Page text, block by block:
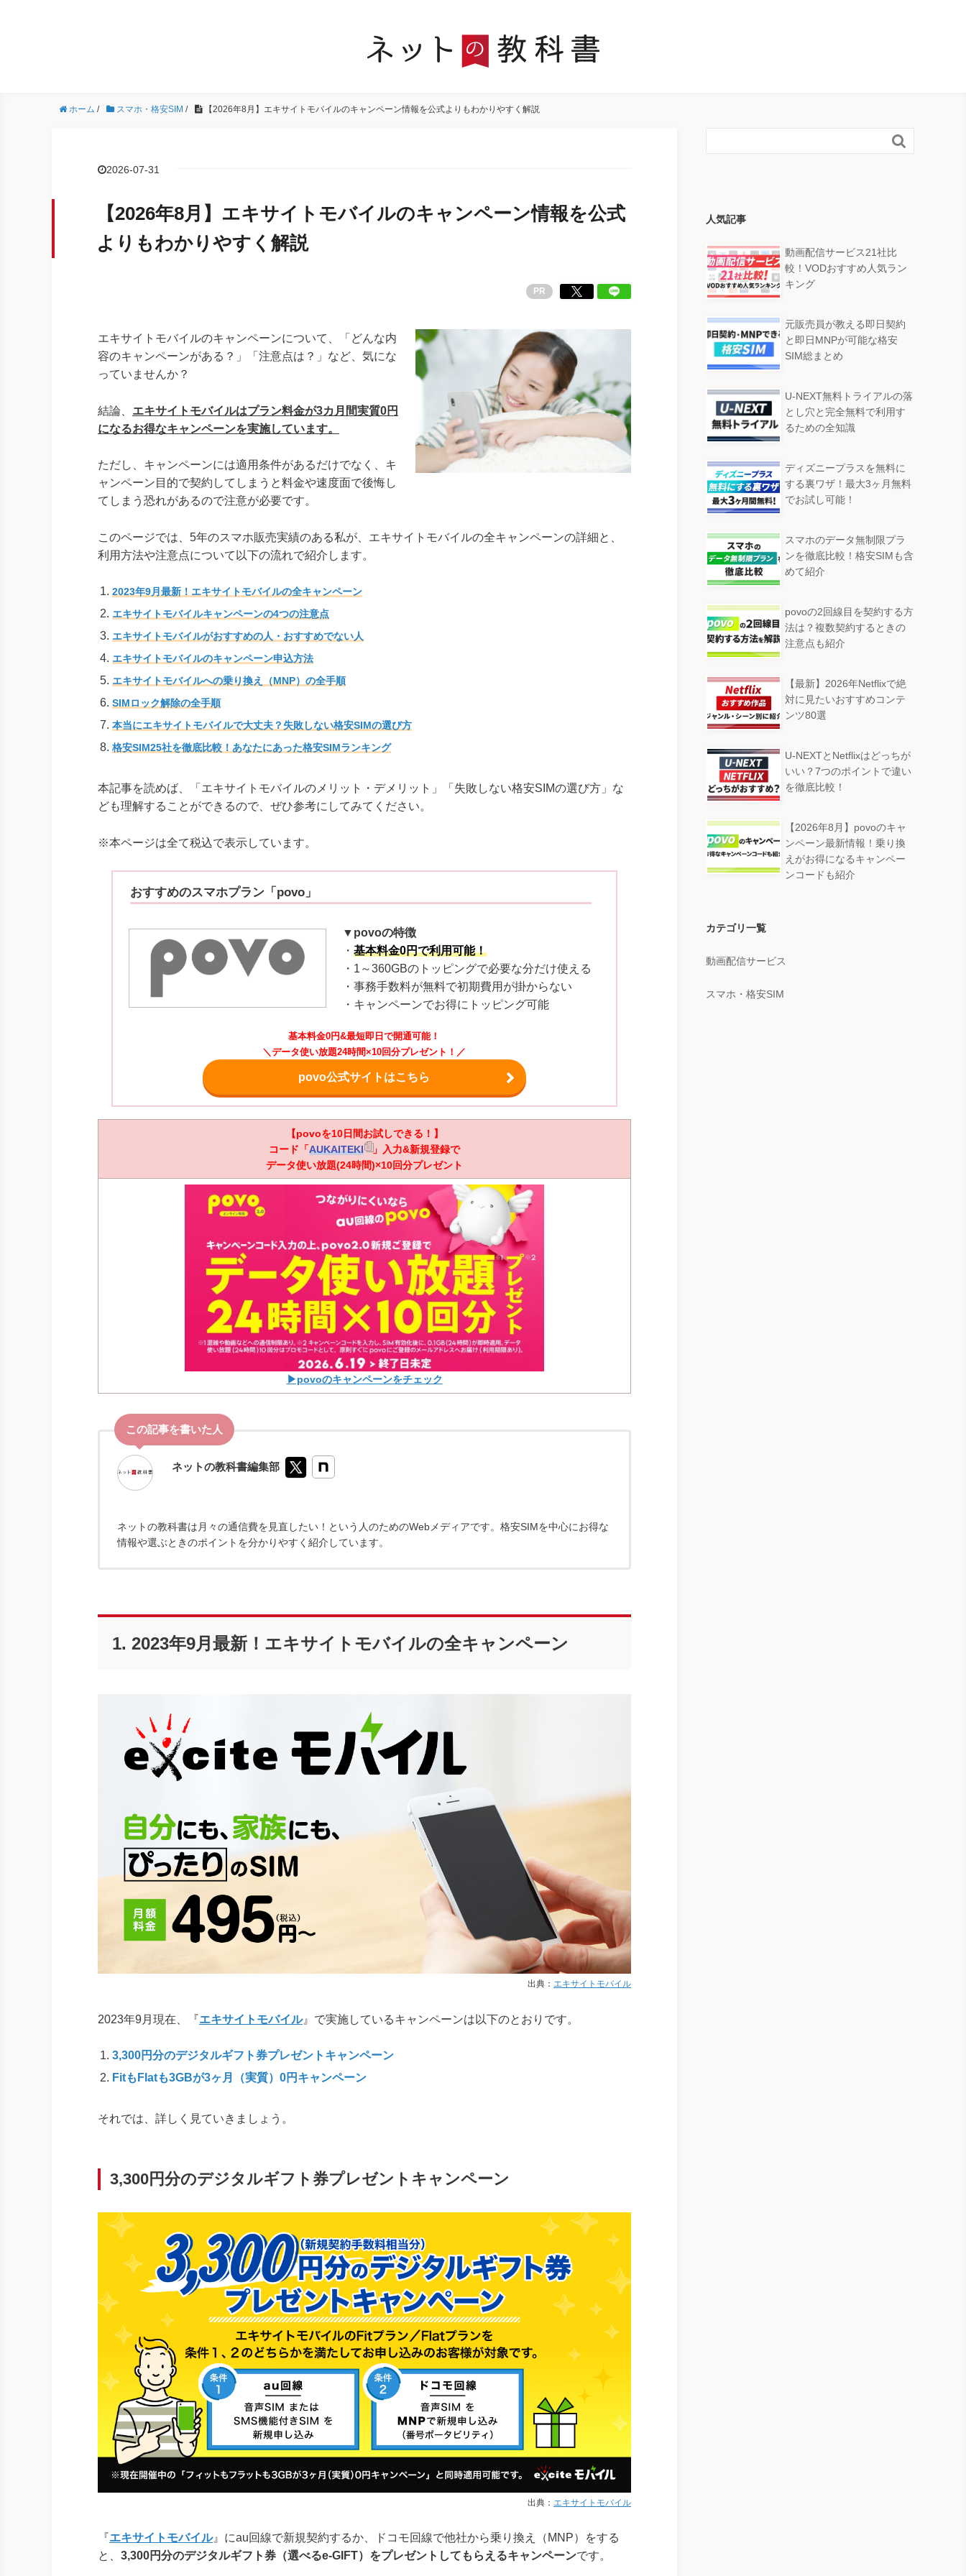
ホーム / スマホ・格安SIM / 【2026年8月】エキサイトモバイルのキャンペーン情報を公式よりもわかりやすく解説
2026-07-31
【2026年8月】エキサイトモバイルのキャンペーン情報を公式
よりもわかりやすく解説
PR
エキサイトモバイルのキャンペーンについて、「どんな内
容のキャンペーンがある？」「注意点は？」など、気にな
っていませんか？
結論、 エキサイトモバイルはプラン料金が3カ月間実質0円
になるお得なキャンペーンを実施しています。
ただし、キャンペーンには適用条件があるだけでなく、キ
ャンペーン目的で契約してしまうと料金や速度面で後悔し
てしまう恐れがあるので注意が必要です。
このページでは、5年のスマホ販売実績のある私が、エキサイトモバイルの全キャンペーンの詳細と、
利用方法や注意点について以下の流れで紹介します。
2023年9月最新！エキサイトモバイルの全キャンペーン
エキサイトモバイルキャンペーンの4つの注意点
エキサイトモバイルがおすすめの人・おすすめでない人
エキサイトモバイルのキャンペーン申込方法
エキサイトモバイルへの乗り換え（MNP）の全手順
SIMロック解除の全手順
本当にエキサイトモバイルで大丈夫？失敗しない格安SIMの選び方
格安SIM25社を徹底比較！あなたにあった格安SIMランキング
本記事を読めば、「エキサイトモバイルのメリット・デメリット」「失敗しない格安SIMの選び方」な
ども理解することができるので、ぜひ参考にしてみてください。
※本ページは全て税込で表示しています。
おすすめのスマホプラン「povo」
▼povoの特徴
・基本料金0円で利用可能！
・1～360GBのトッピングで必要な分だけ使える
・事務手数料が無料で初期費用が掛からない
・キャンペーンでお得にトッピング可能
基本料金0円&最短即日で開通可能！
＼データ使い放題24時間×10回分プレゼント！／
povo公式サイトはこちら
【povoを10日間お試しできる！】
コード「AUKAITEKI
」入力&新規登録で
データ使い放題(24時間)×10回分プレゼント
▶povoのキャンペーンをチェック
ネットの教科書編集部
ネットの教科書は月々の通信費を見直したい！という人のためのWebメディアです。格安SIMを中心にお得な
情報や選ぶときのポイントを分かりやすく紹介しています。
1. 2023年9月最新！エキサイトモバイルの全キャンペーン
出典： エキサイトモバイル
2023年9月現在、『エキサイトモバイル』で実施しているキャンペーンは以下のとおりです。
3,300円分のデジタルギフト券プレゼントキャンペーン
FitもFlatも3GBが3ヶ月（実質）0円キャンペーン
それでは、詳しく見ていきましょう。
3,300円分のデジタルギフト券プレゼントキャンペーン
出典： エキサイトモバイル
『エキサイトモバイル』にau回線で新規契約するか、ドコモ回線で他社から乗り換え（MNP）をする
と、 3,300円分のデジタルギフト券（選べるe-GIFT） をプレゼントしてもらえるキャンペーンです。

人気記事
動画配信サービス21社比
較！VODおすすめ人気ラン
キング
元販売員が教える即日契約
と即日MNPが可能な格安
SIM総まとめ
U-NEXT無料トライアルの落
とし穴と完全無料で利用す
るための全知識
ディズニープラスを無料に
する裏ワザ！最大3ヶ月無料
でお試し可能！
スマホのデータ無制限プラ
ンを徹底比較！格安SIMも含
めて紹介
povoの2回線目を契約する方
法は？複数契約するときの
注意点も紹介
【最新】2026年Netflixで絶
対に見たいおすすめコンテ
ンツ80選
U-NEXTとNetflixはどっちが
いい？7つのポイントで違い
を徹底比較！
【2026年8月】povoのキャ
ンペーン最新情報！乗り換
えがお得になるキャンペー
ンコードも紹介
カテゴリ一覧
動画配信サービス
スマホ・格安SIM